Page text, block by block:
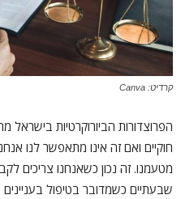
קרדיט: Canva
הפרוצדורות הביורוקרטיות
חוקיים ואם זה אינו מתאפשר לנו
מטעמנו. זה נכון כשאנחנו צריכים
שבעתיים כשמדובר בטיפול בעניינים